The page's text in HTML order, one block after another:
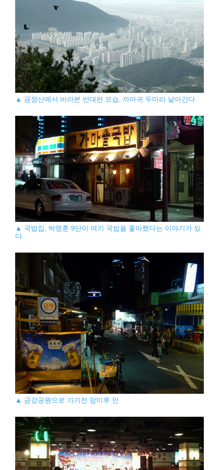
▲ 금정산에서 바라본 반대편 모습, 까마귀 두마리 날아간다.
▲ 국밥집, 박영훈 9단이 여기 국밥을 좋아했다는 이야기가 있
다.
▲ 금강공원으로 가기전 망미루 안